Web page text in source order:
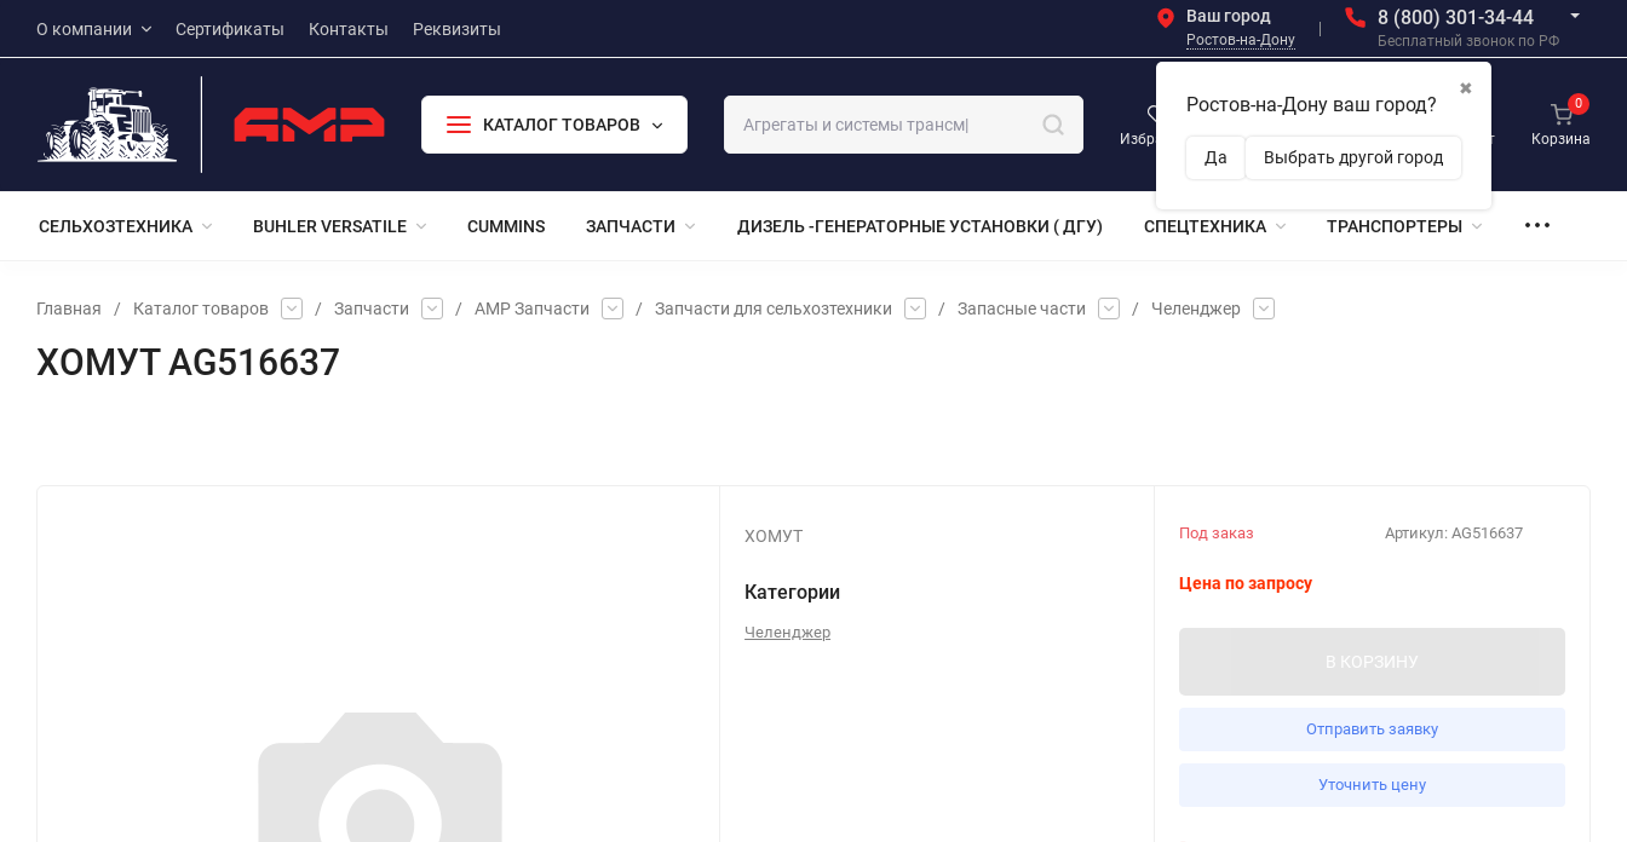
О компании Сертификаты Контакты Реквизиты
Ваш город
Ростов-на-Дону
✖
Ростов-на-Дону ваш город?
Да Выбрать другой город
8 (800) 301-34-44
Бесплатный звонок по РФ
КАТАЛОГ ТОВАРОВ
Избранное
0
Личный кабинет Корзина
0
СЕЛЬХОЗТЕХНИКА BUHLER VERSATILE CUMMINS ЗАПЧАСТИ ДИЗЕЛЬ -ГЕНЕРАТОРНЫЕ УСТАНОВКИ ( ДГУ) СПЕЦТЕХНИКА ТРАНСПОРТЕРЫ
Главная / Каталог товаров / Запчасти / АМР Запчасти / Запчасти для сельхозтехники / Запасные части / Челенджер
ХОМУТ AG516637
ХОМУТ
Категории
Челенджер
Артикул: AG516637
Под заказ
Цена по запросу
В КОРЗИНУ
Отправить заявку
Уточнить цену